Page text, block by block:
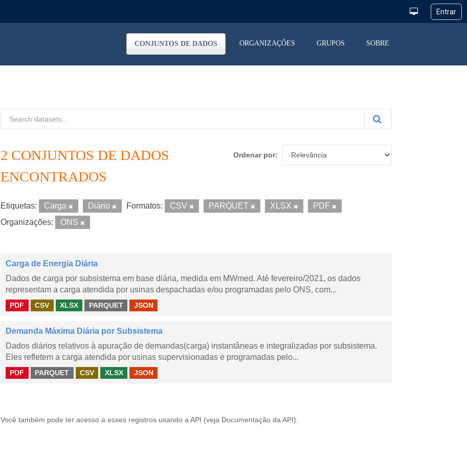
CONJUNTOS DE DADOS ORGANIZAÇÕES GRUPOS SOBRE
Ordenar por
2 CONJUNTOS DE DADOS
ENCONTRADOS
Etiquetas: Carga Diário Formatos: CSV PARQUET XLSX
PDF
Organizações:
ONS
Carga de Energia Diária
Dados de carga por subsistema em base diária, medida em MWmed. Até fevereiro/2021, os dados
representam a carga atendida por usinas despachadas e/ou programadas pelo ONS, com...
PDF CSV XLSX PARQUET JSON
Demanda Máxima Diária por Subsistema
Dados diários relativos à apuração de demandas(carga) instantâneas e integralizadas por subsistema.
Eles refletem a carga atendida por usinas supervisionadas e programadas pelo...
PDF PARQUET CSV XLSX JSON
Você também pode ter acesso a esses registros usando a API (veja Documentação da API ).